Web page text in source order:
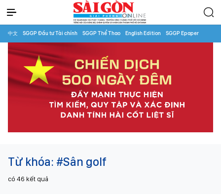
中文 SGGP Đầu tư Tài chính SGGP Thể Thao English Edition SGGP Epaper
Từ khóa: #Sân golf
có 46 kết quả